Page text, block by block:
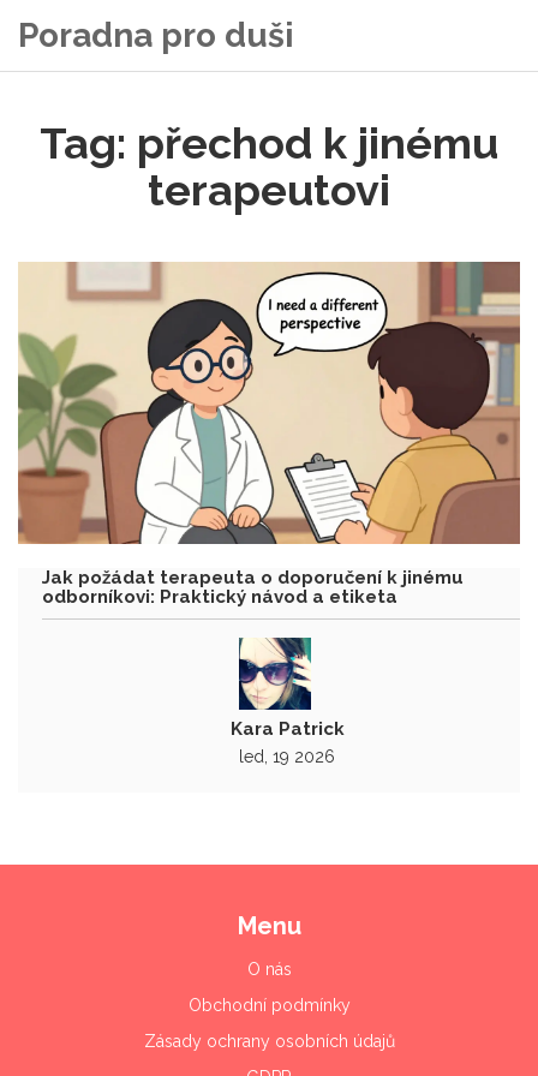
Poradna pro duši
Tag: přechod k jinému
terapeutovi
Jak požádat terapeuta o doporučení k jinému
odborníkovi: Praktický návod a etiketa
Kara Patrick
led, 19 2026
Menu
O nás
Obchodní podmínky
Zásady ochrany osobních údajů